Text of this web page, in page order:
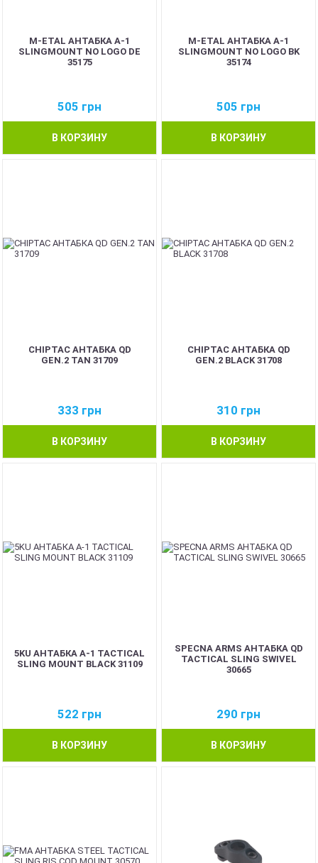
M-ETAL АНТАБКА A-1
SLINGMOUNT NO LOGO DE
35175
505 грн
В КОРЗИНУ
M-ETAL АНТАБКА A-1
SLINGMOUNT NO LOGO BK
35174
505 грн
В КОРЗИНУ
CHIPTAC АНТАБКА QD
GEN.2 TAN 31709
333 грн
В КОРЗИНУ
CHIPTAC АНТАБКА QD
GEN.2 BLACK 31708
310 грн
В КОРЗИНУ
5KU АНТАБКА A-1 TACTICAL
SLING MOUNT BLACK 31109
522 грн
В КОРЗИНУ
SPECNA ARMS АНТАБКА QD
TACTICAL SLING SWIVEL
30665
290 грн
В КОРЗИНУ